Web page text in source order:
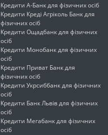
Кредити А-Банк для фізичних осіб
Кредити Креді Агріколь Банк для
фізичних осіб
Кредити Ощадбанк для фізичних
осіб
Кредити Монобанк для фізичних
осіб
Кредити Приват Банк для
фізичних осіб
Кредити Укрсиббанк для фізичних
осіб
Кредити Банк Львів для фізичних
осіб
Кредити Мегабанк для фізичних
осіб